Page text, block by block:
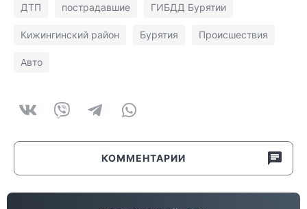
ДТП пострадавшие ГИБДД Бурятии
Кижингинский район Бурятия Происшествия
Авто
КОММЕНТАРИИ